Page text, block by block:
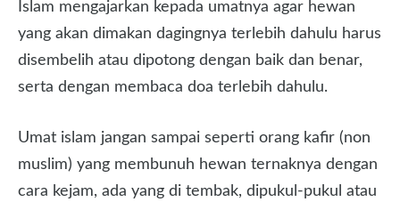
Islam mengajarkan kepada umatnya agar hewan
yang akan dimakan dagingnya terlebih dahulu harus
disembelih atau dipotong dengan baik dan benar,
serta dengan membaca doa terlebih dahulu.
Umat islam jangan sampai seperti orang kafir (non
muslim) yang membunuh hewan ternaknya dengan
cara kejam, ada yang di tembak, dipukul-pukul atau